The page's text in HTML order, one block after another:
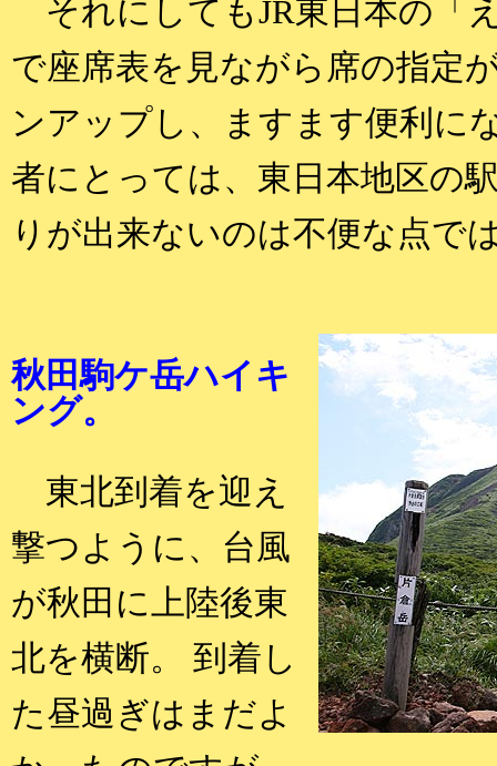
それにしてもJR東日本の「
で座席表を見ながら席の指定
ンアップし、ますます便利に
者にとっては、東日本地区の
りが出来ないのは不便な点で
秋田駒ケ岳ハイキ
ング。
東北到着を迎え
撃つように、台風
が秋田に上陸後東
北を横断。 到着し
た昼過ぎはまだよ